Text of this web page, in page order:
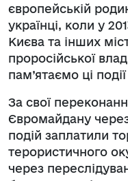
європейській
українці, коли у
Києва та інших
проросійської
пам’ятаємо ці
За свої
Євромайдану
подій заплатили
терористичного
через